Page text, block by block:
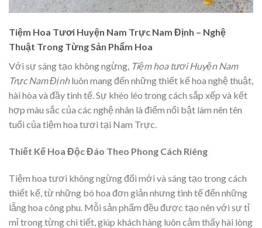
Tiệm Hoa Tươi Huyện Nam Trực Nam Định – Nghệ
Thuật Trong Từng Sản Phẩm Hoa
Với sự sáng tạo không ngừng, Tiệm hoa tươi Huyện Nam
Trực Nam Địnhluôn mang đến những thiết kế hoa nghệ thuật,
hài hòa và đầy tinh tế. Sự khéo léo trong cách sắp xếp và kết
hợp màu sắc của các nghệ nhân là điểm nổi bật làm nên tên
tuổi của tiệm hoa tươi tại Nam Trực.
Thiết Kế Hoa Độc Đáo Theo Phong Cách Riêng
Tiệm hoa tươi không ngừng đổi mới và sáng tạo trong cách
thiết kế, từ những bó hoa đơn giản nhưng tinh tế đến những
lẵng hoa công phu. Mỗi sản phẩm đều được tạo nên với sự tỉ
mỉ trong từng chi tiết, giúp khách hàng luôn cảm thấy hài lòng